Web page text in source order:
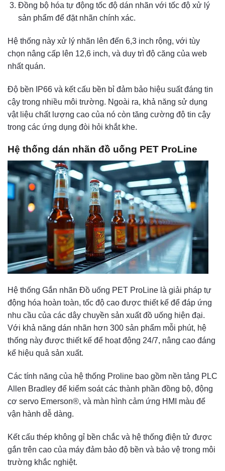
Đồng bộ hóa tự động tốc độ dán nhãn với tốc độ xử lý
sản phẩm để đặt nhãn chính xác.
Hệ thống này xử lý nhãn lên đến 6,3 inch rộng, với tùy
chọn nâng cấp lên 12,6 inch, và duy trì độ căng của web
nhất quán.
Độ bền IP66 và kết cấu bền bỉ đảm bảo hiệu suất đáng tin
cậy trong nhiều môi trường. Ngoài ra, khả năng sử dụng
vật liệu chất lượng cao của nó còn tăng cường độ tin cậy
trong các ứng dụng đòi hỏi khắt khe.
Hệ thống dán nhãn đồ uống PET ProLine
Hệ thống Gắn nhãn Đồ uống PET ProLine là giải pháp tự
động hóa hoàn toàn, tốc độ cao được thiết kế để đáp ứng
nhu cầu của các dây chuyền sản xuất đồ uống hiện đại.
Với khả năng dán nhãn hơn 300 sản phẩm mỗi phút, hệ
thống này được thiết kế để hoạt động 24/7, nâng cao đáng
kể hiệu quả sản xuất.
Các tính năng của hệ thống Proline bao gồm nền tảng PLC
Allen Bradley để kiểm soát các thành phần đồng bộ, động
cơ servo Emerson®, và màn hình cảm ứng HMI màu để
vận hành dễ dàng.
Kết cấu thép không gỉ bền chắc và hệ thống điện tử được
gắn trên cao của máy đảm bảo độ bền và bảo vệ trong môi
trường khắc nghiệt.